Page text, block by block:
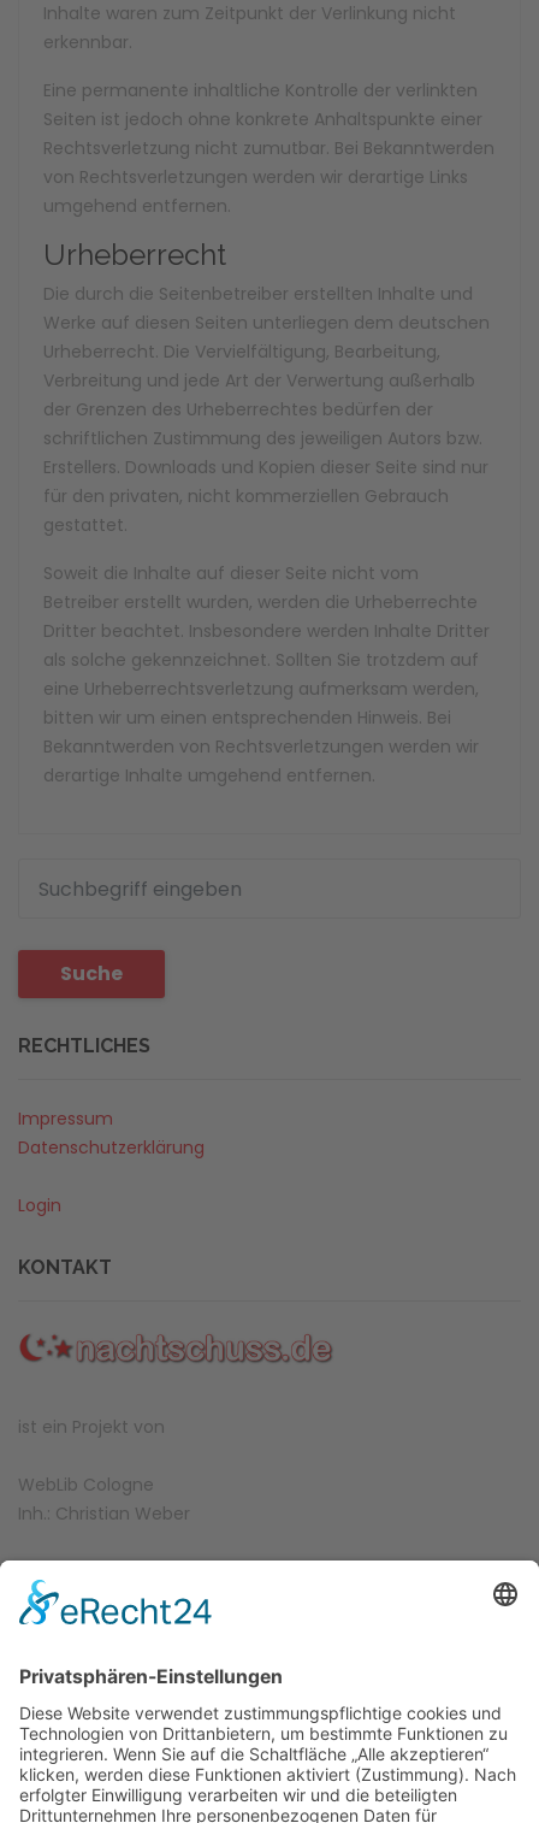
Inhalte waren zum Zeitpunkt der Verlinkung nicht
erkennbar.
Eine permanente inhaltliche Kontrolle der verlinkten
Seiten ist jedoch ohne konkrete Anhaltspunkte einer
Rechtsverletzung nicht zumutbar. Bei Bekanntwerden
von Rechtsverletzungen werden wir derartige Links
umgehend entfernen.
Urheberrecht
Die durch die Seitenbetreiber erstellten Inhalte und
Werke auf diesen Seiten unterliegen dem deutschen
Urheberrecht. Die Vervielfältigung, Bearbeitung,
Verbreitung und jede Art der Verwertung außerhalb
der Grenzen des Urheberrechtes bedürfen der
schriftlichen Zustimmung des jeweiligen Autors bzw.
Erstellers. Downloads und Kopien dieser Seite sind nur
für den privaten, nicht kommerziellen Gebrauch
gestattet.
Soweit die Inhalte auf dieser Seite nicht vom
Betreiber erstellt wurden, werden die Urheberrechte
Dritter beachtet. Insbesondere werden Inhalte Dritter
als solche gekennzeichnet. Sollten Sie trotzdem auf
eine Urheberrechtsverletzung aufmerksam werden,
bitten wir um einen entsprechenden Hinweis. Bei
Bekanntwerden von Rechtsverletzungen werden wir
derartige Inhalte umgehend entfernen.
Suche
RECHTLICHES
Impressum
Datenschutzerklärung
Login
KONTAKT
ist ein Projekt von
WebLib Cologne
Inh.: Christian Weber
51067 Köln-Holweide
info@weblib.de